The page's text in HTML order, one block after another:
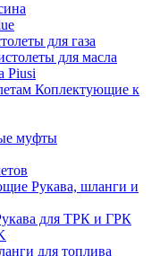
для газа
для масла
Piusi
Коплектующие к
муфты
Рукава, шланги и
для ТРК и ГРК
для топлива